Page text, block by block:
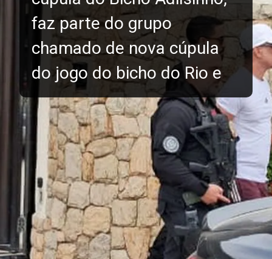
faz parte do grupo
chamado de nova cúpula
do jogo do bicho do Rio e